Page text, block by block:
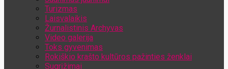
Turizmas
Laisvalaikis
Žurnalistinis Archyvas
Video galerija
Toks gyvenimas
Rokiškio krašto kultūros pažinties ženklai
Sugrįžimai